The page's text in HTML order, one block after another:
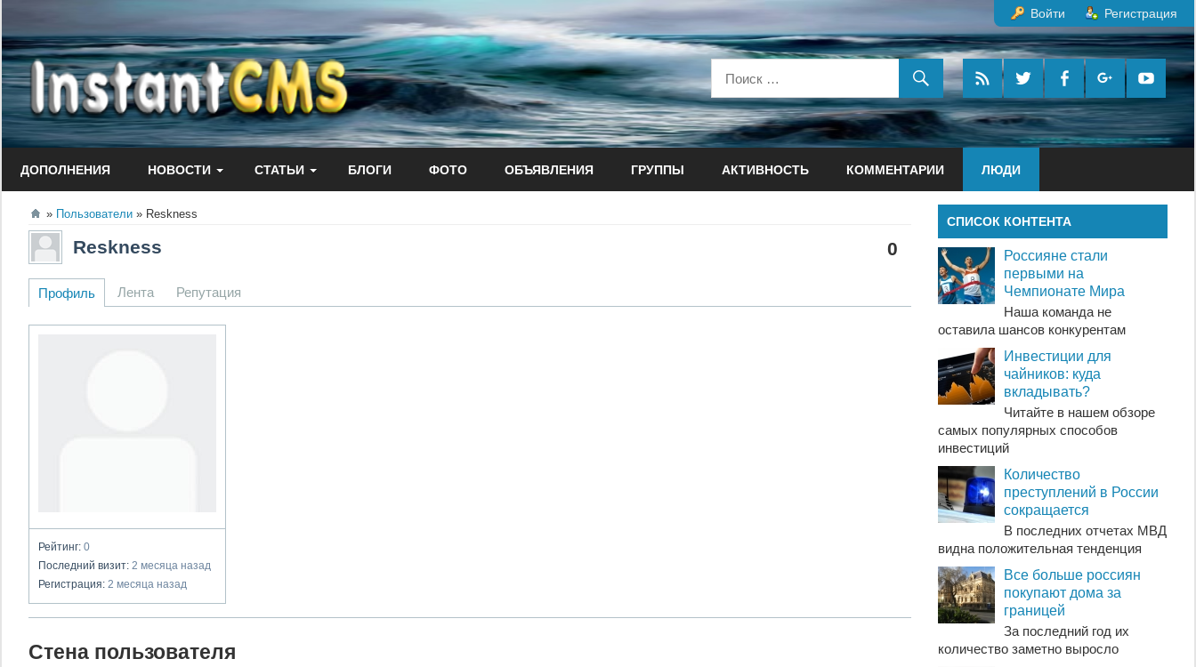
к
содержанию
Войти Регистрация
ДОПОЛНЕНИЯ НОВОСТИ СТАТЬИ БЛОГИ ФОТО ОБЪЯВЛЕНИЯ ГРУППЫ АКТИВНОСТЬ КОММЕНТАРИИ ЛЮДИ
Пользователи Reskness
0
Reskness
Профиль Лента Репутация
Рейтинг: 0
Последний визит: 2 месяца назад
Регистрация: 2 месяца назад
Стена пользователя
СПИСОК КОНТЕНТА
Россияне стали
первыми на
Чемпионате Мира
Наша команда не
оставила шансов конкурентам
Инвестиции для
чайников: куда
вкладывать?
Читайте в нашем обзоре
самых популярных способов
инвестиций
Количество
преступлений в России
сокращается
В последних отчетах МВД
видна положительная тенденция
Все больше россиян
покупают дома за
границей
За последний год их
количество заметно выросло